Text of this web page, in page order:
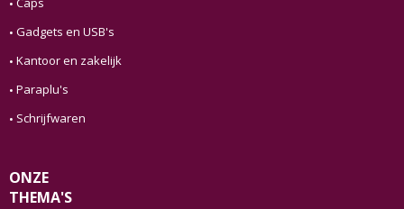
Gadgets en USB's
Kantoor en zakelijk
Paraplu's
Schrijfwaren
ONZE
THEMA'S